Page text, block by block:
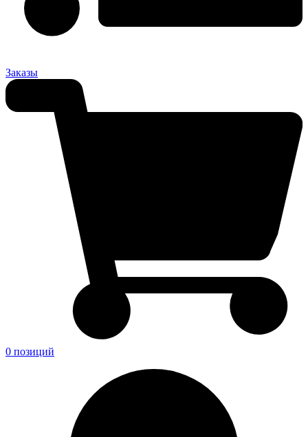
Заказы
0 позиций